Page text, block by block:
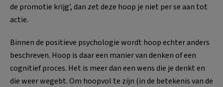
de promotie krijg’, dan zet deze hoop je niet per se aan tot
actie.
Binnen de positieve psychologie wordt hoop echter anders
beschreven. Hoop is daar een manier van denken of een
cognitief proces. Het is meer dan een wens die je denkt en
die weer wegebt. Om hoopvol te zijn (in de betekenis van de